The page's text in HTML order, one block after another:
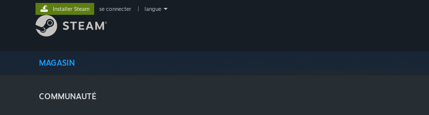
MAGASIN
COMMUNAUTÉ
Installer Steam se connecter langue